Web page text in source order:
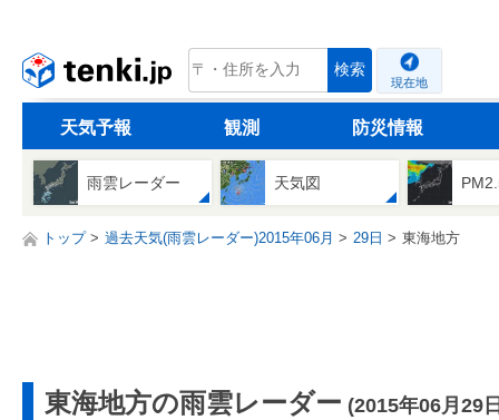
tenki.jp 検索
現在地
天気予報 観測 防災情報
雨雲レーダー 天気図
トップ 過去天気(雨雲レーダー)2015年06月 29日 東海地方
東海地方の雨雲レーダー (2015年06月29